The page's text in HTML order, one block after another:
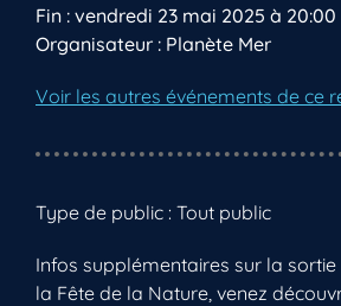
Fin : vendredi 23 mai 2025 à 20:00
Organisateur : Planète Mer
Voir les autres événements de ce
Type de public : Tout public
Infos supplémentaires sur la sortie
la Fête de la Nature, venez